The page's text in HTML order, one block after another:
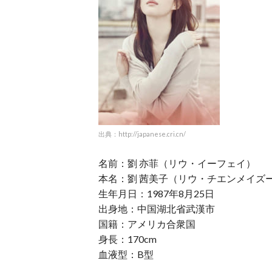
出典：http://japanese.cri.cn/
名前：劉 亦菲（リウ・イーフェイ）
本名：劉 茜美子（リウ・チエンメイズ
生年月日：1987年8月25日
出身地：中国湖北省武漢市
国籍：アメリカ合衆国
身長：170cm
血液型：B型